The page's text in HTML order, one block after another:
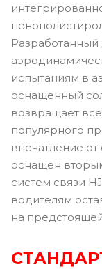
Разработанный
испытаниям в
оснащенный
возвращает
популярного
впечатление
оснащен
систем связи
водителям
на